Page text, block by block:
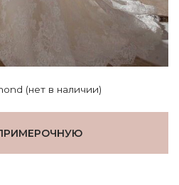
(нет в наличии)